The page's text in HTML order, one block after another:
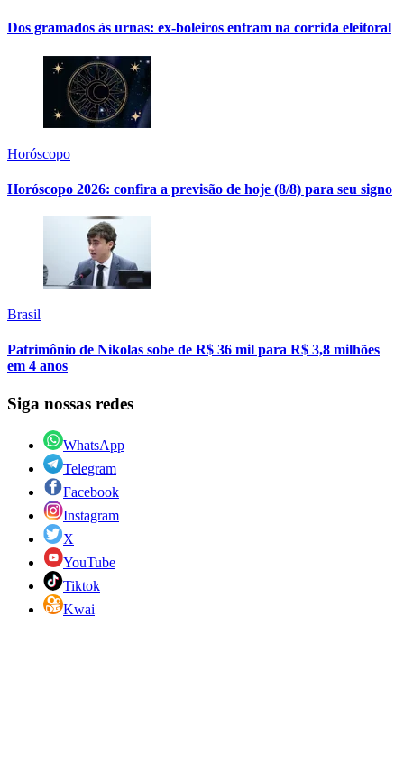
Dos gramados às urnas: ex-boleiros entram na corrida eleitoral
Horóscopo
Horóscopo 2026: confira a previsão de hoje (8/8) para seu signo
Brasil
Patrimônio de Nikolas sobe de R$ 36 mil para R$ 3,8 milhões
em 4 anos
Siga nossas redes
WhatsApp
Telegram
Facebook
Instagram
X
YouTube
Tiktok
Kwai